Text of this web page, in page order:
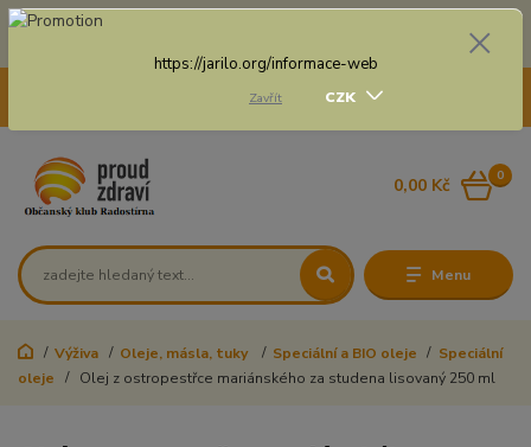
Doprava zdarma na některé druhy dopravy při nákupu
Menu
CZK
0
0,00 Kč
Výživa Oleje, másla, tuky Speciální a BIO oleje
Speciální
oleje
Olej z ostropestřce mariánského za studena lisovaný 250 ml
https://jarilo.org/informace-web
Zavřít